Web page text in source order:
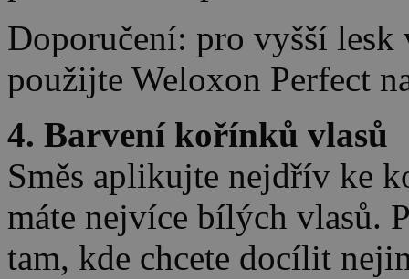
Doporučení: pro vyšší
použijte Weloxon Perfect
4. Barvení kořínků vlasů
Směs aplikujte nejdřív ke
máte nejvíce bílých vlasů.
tam, kde chcete docílit